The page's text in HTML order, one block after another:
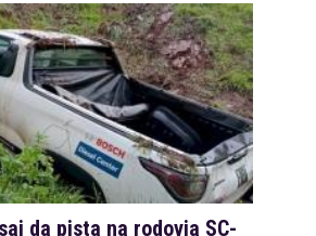
da pista na rodovia SC-